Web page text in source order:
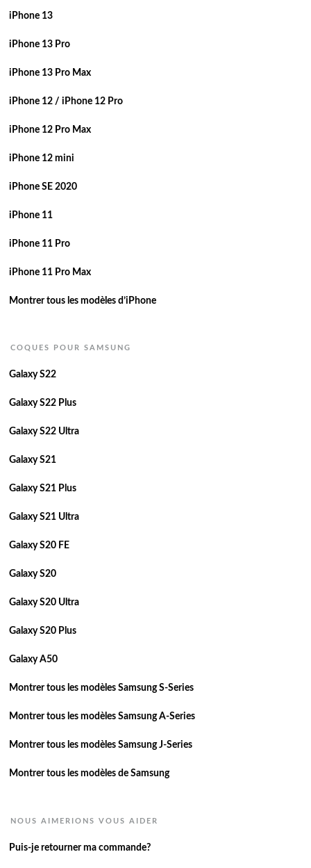
iPhone 13
iPhone 13 Pro
iPhone 13 Pro Max
iPhone 12 / iPhone 12 Pro
iPhone 12 Pro Max
iPhone 12 mini
iPhone SE 2020
iPhone 11
iPhone 11 Pro
iPhone 11 Pro Max
Montrer tous les modèles d’iPhone
COQUES POUR SAMSUNG
Galaxy S22
Galaxy S22 Plus
Galaxy S22 Ultra
Galaxy S21
Galaxy S21 Plus
Galaxy S21 Ultra
Galaxy S20 FE
Galaxy S20
Galaxy S20 Ultra
Galaxy S20 Plus
Galaxy A50
Montrer tous les modèles Samsung S-Series
Montrer tous les modèles Samsung A-Series
Montrer tous les modèles Samsung J-Series
Montrer tous les modèles de Samsung
NOUS AIMERIONS VOUS AIDER
Puis-je retourner ma commande?